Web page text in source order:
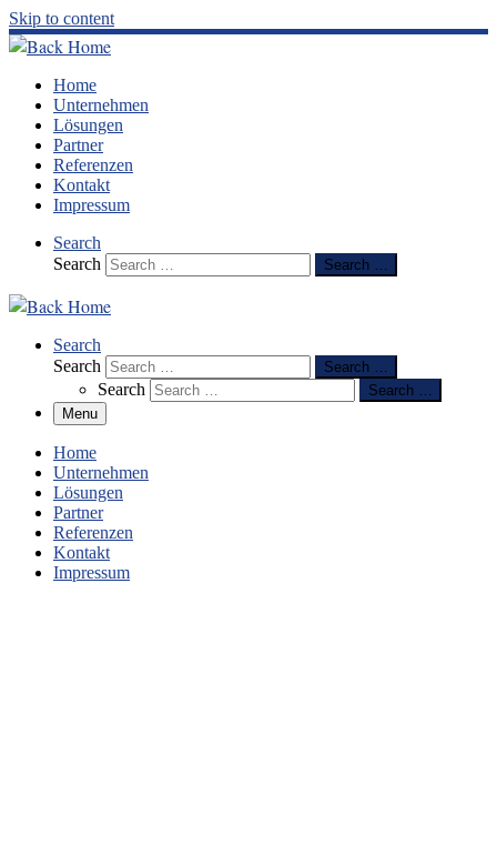
Skip to content
Home
Unternehmen
Lösungen
Partner
Referenzen
Kontakt
Impressum
Search
Search
Search …
Search
Search
Search …
Search
Search …
Menu
Home
Unternehmen
Lösungen
Partner
Referenzen
Kontakt
Impressum